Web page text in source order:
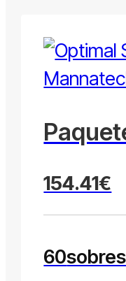
154.41€
60sobres